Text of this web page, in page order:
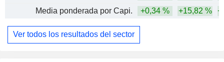
Media ponderada por Capi.
+0,34 % +15,82 %
Ver todos los resultados del sector